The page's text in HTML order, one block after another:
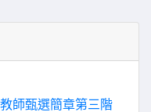
師甄選簡章第三階